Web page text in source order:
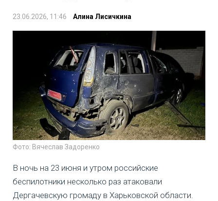
23.06.2026, 11:46 Алина Лисичкина
Фото: Вячеслав Задоренко
В ночь на 23 июня и утром российские
беспилотники несколько раз атаковали
Дергачевскую громаду в Харьковской области.